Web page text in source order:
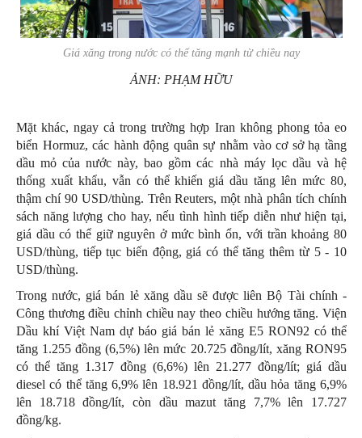
Giá xăng trong nước có thể tăng mạnh từ chiều nay
ẢNH: PHẠM HỮU
Mặt khác, ngay cả trong trường hợp Iran không phong tỏa eo
biển Hormuz, các hành động quân sự nhằm vào cơ sở hạ tầng
dầu mỏ của nước này, bao gồm các nhà máy lọc dầu và hệ
thống xuất khẩu, vẫn có thể khiến giá dầu tăng lên mức 80,
thậm chí 90 USD/thùng. Trên Reuters, một nhà phân tích chính
sách năng lượng cho hay, nếu tình hình tiếp diễn như hiện tại,
giá dầu có thể giữ nguyên ở mức bình ổn, với trần khoảng 80
USD/thùng, tiếp tục biến động, giá có thể tăng thêm từ 5 - 10
USD/thùng.
Trong nước, giá bán lẻ xăng dầu sẽ được liên Bộ Tài chính -
Công thương điều chỉnh chiều nay theo chiều hướng tăng. Viện
Dầu khí Việt Nam dự báo giá bán lẻ xăng E5 RON92 có thể
tăng 1.255 đồng (6,5%) lên mức 20.725 đồng/lít, xăng RON95
có thể tăng 1.317 đồng (6,6%) lên 21.277 đồng/lít; giá dầu
diesel có thể tăng 6,9% lên 18.921 đồng/lít, dầu hỏa tăng 6,9%
lên 18.718 đồng/lít, còn dầu mazut tăng 7,7% lên 17.727
đồng/kg.